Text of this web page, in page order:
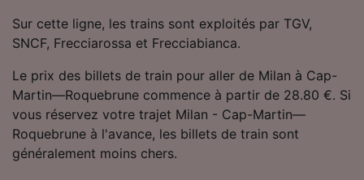
Sur cette ligne, les trains sont exploités par TGV,
SNCF, Frecciarossa et Frecciabianca.
Le prix des billets de train pour aller de Milan à Cap-
Martin—Roquebrune commence à partir de 28.80 €. Si
vous réservez votre trajet Milan - Cap-Martin—
Roquebrune à l'avance, les billets de train sont
généralement moins chers.